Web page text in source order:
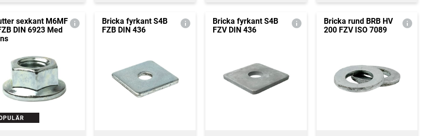
sexkant M6MF
DIN 6923 Med
Bricka fyrkant S4B
FZB DIN 436
Bricka fyrkant S4B
FZV DIN 436
Bricka rund BRB HV
200 FZV ISO 7089